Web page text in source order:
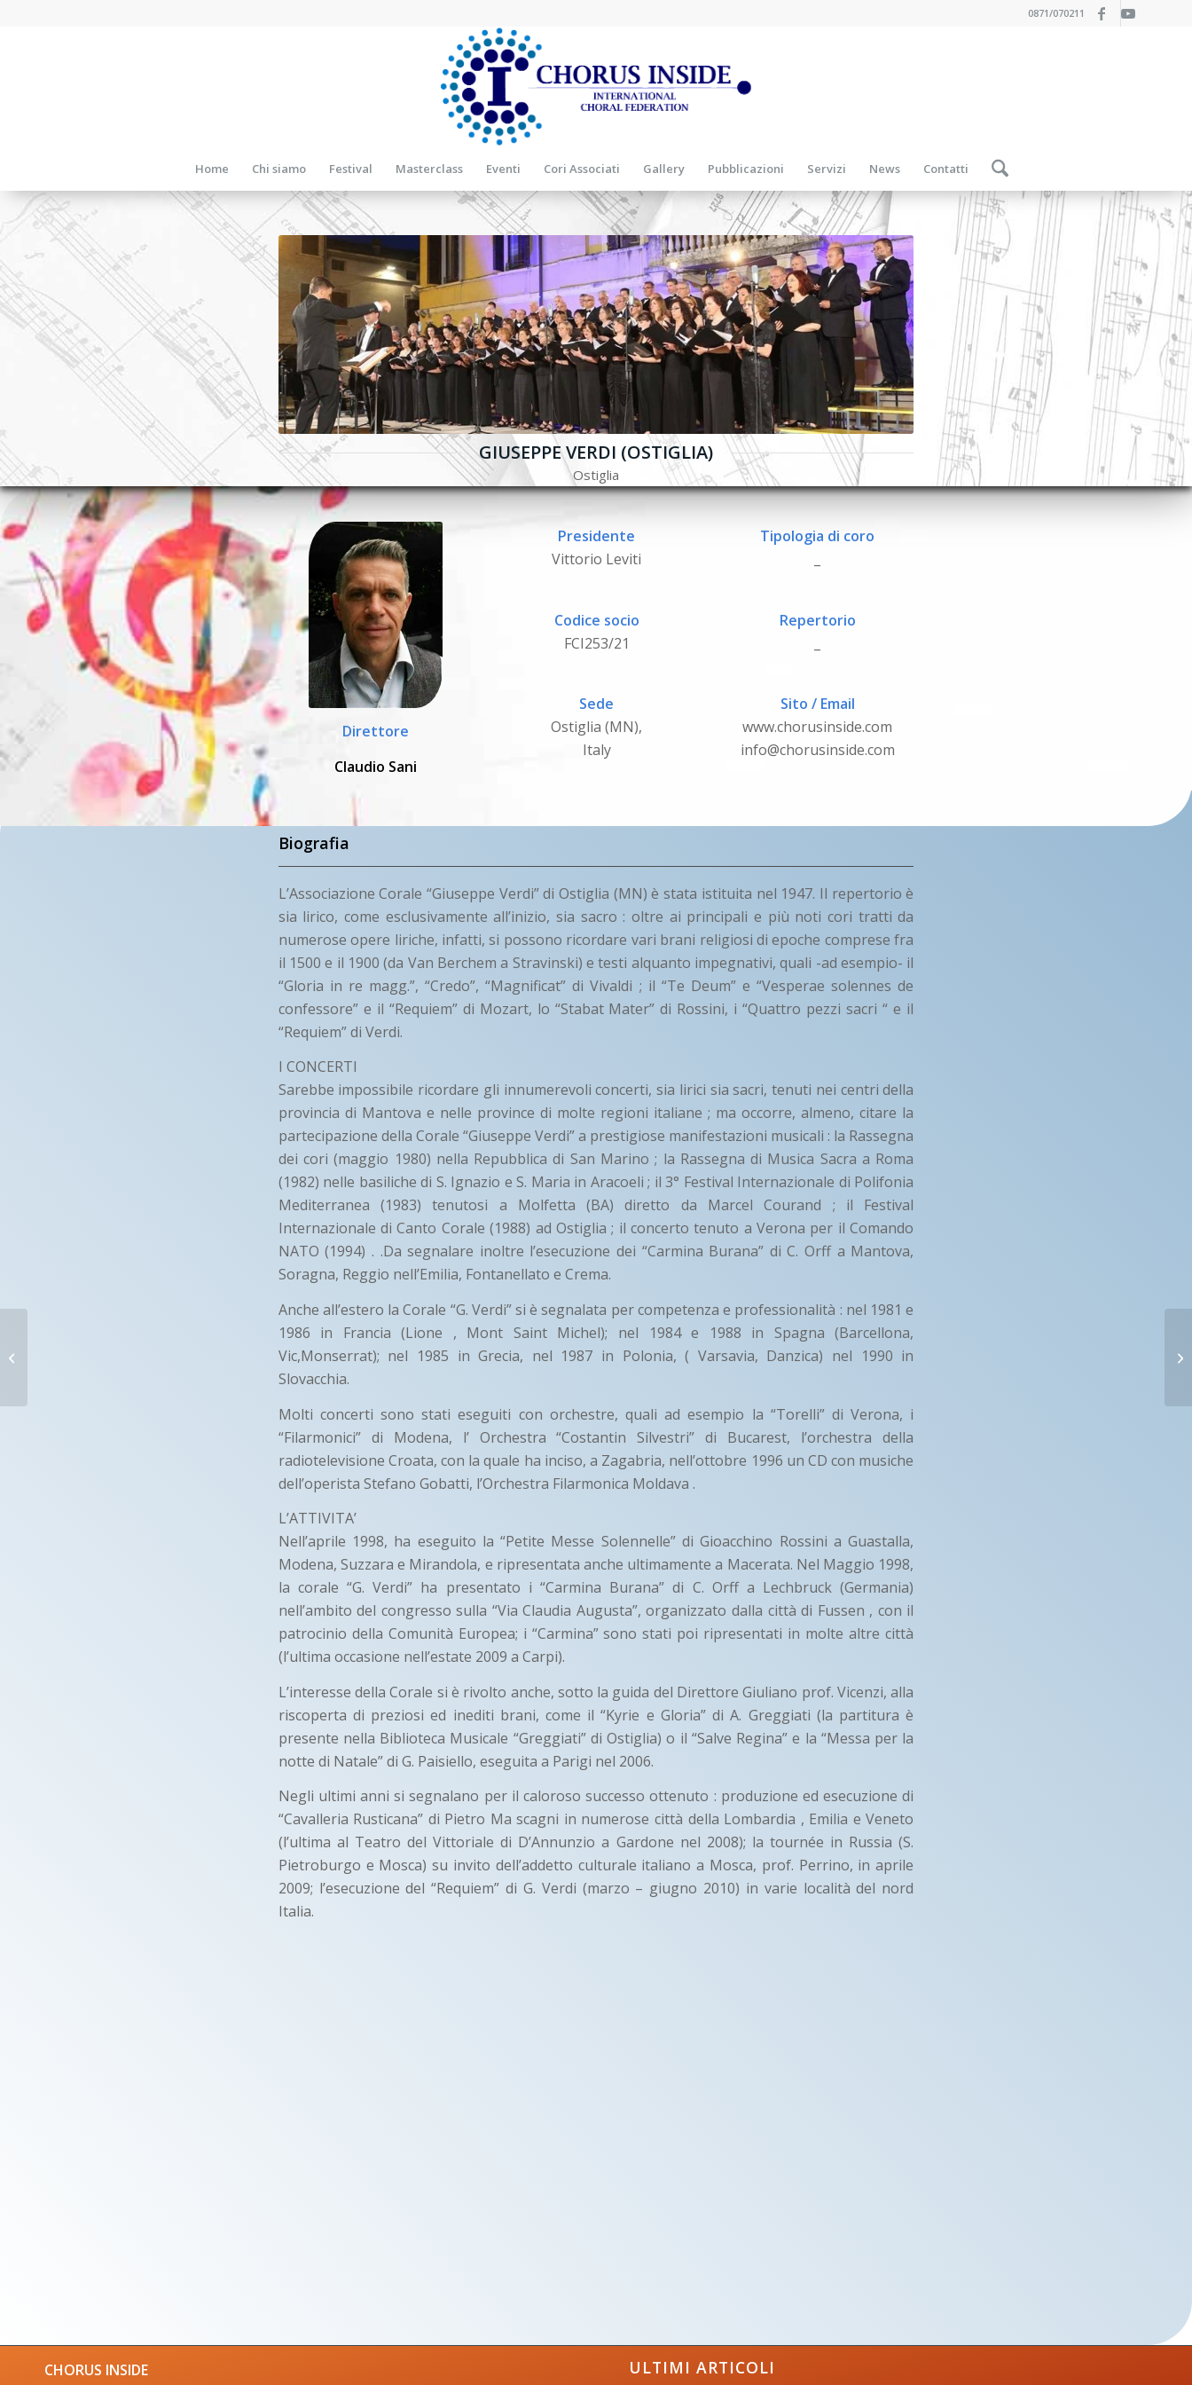
0871/070211
Home Chi siamo Festival Masterclass Eventi Cori Associati Gallery Pubblicazioni Servizi News Contatti
GIUSEPPE VERDI (OSTIGLIA)
Ostiglia
Direttore
Claudio Sani
Presidente
Vittorio Leviti
Codice socio
FCI253/21
Sede
Ostiglia (MN),
Italy
Tipologia di coro
Repertorio
Sito / Email
www.chorusinside.com
info@chorusinside.com
Biografia
L’Associazione Corale “Giuseppe Verdi” di Ostiglia (MN) è stata istituita nel 1947. Il repertorio è
sia lirico, come esclusivamente all’inizio, sia sacro : oltre ai principali e più noti cori tratti da
numerose opere liriche, infatti, si possono ricordare vari brani religiosi di epoche comprese fra
il 1500 e il 1900 (da Van Berchem a Stravinski) e testi alquanto impegnativi, quali -ad esempio- il
“Gloria in re magg.”, “Credo”, “Magnificat” di Vivaldi ; il “Te Deum” e “Vesperae solennes de
confessore” e il “Requiem” di Mozart, lo “Stabat Mater” di Rossini, i “Quattro pezzi sacri “ e il
“Requiem” di Verdi.
I CONCERTI
Sarebbe impossibile ricordare gli innumerevoli concerti, sia lirici sia sacri, tenuti nei centri della
provincia di Mantova e nelle province di molte regioni italiane ; ma occorre, almeno, citare la
partecipazione della Corale “Giuseppe Verdi” a prestigiose manifestazioni musicali : la Rassegna
dei cori (maggio 1980) nella Repubblica di San Marino ; la Rassegna di Musica Sacra a Roma
(1982) nelle basiliche di S. Ignazio e S. Maria in Aracoeli ; il 3° Festival Internazionale di Polifonia
Mediterranea (1983) tenutosi a Molfetta (BA) diretto da Marcel Courand ; il Festival
Internazionale di Canto Corale (1988) ad Ostiglia ; il concerto tenuto a Verona per il Comando
NATO (1994) . .Da segnalare inoltre l’esecuzione dei “Carmina Burana” di C. Orff a Mantova,
Soragna, Reggio nell’Emilia, Fontanellato e Crema.
Anche all’estero la Corale “G. Verdi” si è segnalata per competenza e professionalità : nel 1981 e
1986 in Francia (Lione , Mont Saint Michel); nel 1984 e 1988 in Spagna (Barcellona,
Vic,Monserrat); nel 1985 in Grecia, nel 1987 in Polonia, ( Varsavia, Danzica) nel 1990 in
Slovacchia.
Molti concerti sono stati eseguiti con orchestre, quali ad esempio la “Torelli” di Verona, i
“Filarmonici” di Modena, l’ Orchestra “Costantin Silvestri” di Bucarest, l’orchestra della
radiotelevisione Croata, con la quale ha inciso, a Zagabria, nell’ottobre 1996 un CD con musiche
dell’operista Stefano Gobatti, l’Orchestra Filarmonica Moldava .
L’ATTIVITA’
Nell’aprile 1998, ha eseguito la “Petite Messe Solennelle” di Gioacchino Rossini a Guastalla,
Modena, Suzzara e Mirandola, e ripresentata anche ultimamente a Macerata. Nel Maggio 1998,
la corale “G. Verdi” ha presentato i “Carmina Burana” di C. Orff a Lechbruck (Germania)
nell’ambito del congresso sulla “Via Claudia Augusta”, organizzato dalla città di Fussen , con il
patrocinio della Comunità Europea; i “Carmina” sono stati poi ripresentati in molte altre città
(l’ultima occasione nell’estate 2009 a Carpi).
L’interesse della Corale si è rivolto anche, sotto la guida del Direttore Giuliano prof. Vicenzi, alla
riscoperta di preziosi ed inediti brani, come il “Kyrie e Gloria” di A. Greggiati (la partitura è
presente nella Biblioteca Musicale “Greggiati” di Ostiglia) o il “Salve Regina” e la “Messa per la
notte di Natale” di G. Paisiello, eseguita a Parigi nel 2006.
Negli ultimi anni si segnalano per il caloroso successo ottenuto : produzione ed esecuzione di
“Cavalleria Rusticana” di Pietro Ma scagni in numerose città della Lombardia , Emilia e Veneto
(l’ultima al Teatro del Vittoriale di D’Annunzio a Gardone nel 2008); la tournée in Russia (S.
Pietroburgo e Mosca) su invito dell’addetto culturale italiano a Mosca, prof. Perrino, in aprile
2009; l’esecuzione del “Requiem” di G. Verdi (marzo – giugno 2010) in varie località del nord
Italia.
CHORUS INSIDE ULTIMI ARTICOLI